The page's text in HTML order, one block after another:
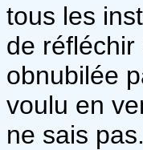
tous les
de
obnubilée
voulu en
ne sais pas.